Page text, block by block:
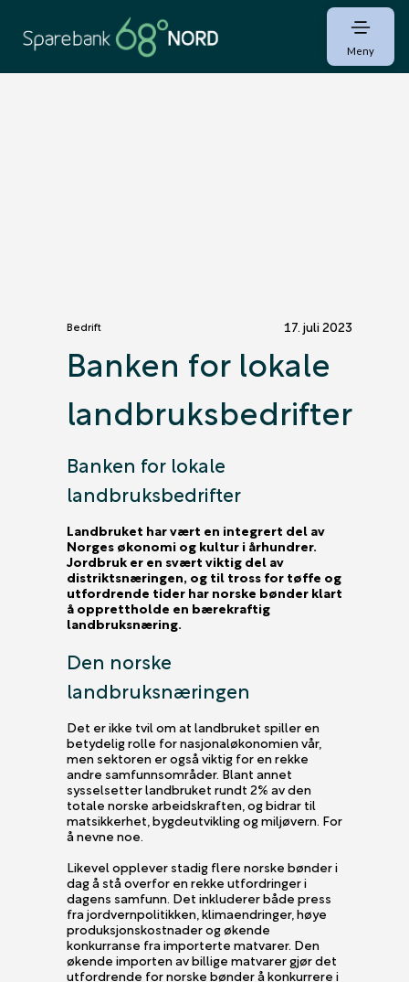
Meny
Bedrift
Banken for lokale
landbruksbedrifter
17. juli 2023
Banken for lokale
landbruksbedrifter
Landbruket har vært en integrert del av
Norges økonomi og kultur i århundrer.
Jordbruk er en svært viktig del av
distriktsnæringen, og til tross for tøffe og
utfordrende tider har norske bønder klart
å opprettholde en bærekraftig
landbruksnæring.
Den norske
landbruksnæringen
Det er ikke tvil om at landbruket spiller en
betydelig rolle for nasjonaløkonomien vår,
men sektoren er også viktig for en rekke
andre samfunnsområder. Blant annet
sysselsetter landbruket rundt 2% av den
totale norske arbeidskraften, og bidrar til
matsikkerhet, bygdeutvikling og miljøvern. For
å nevne noe.
Likevel opplever stadig flere norske bønder i
dag å stå overfor en rekke utfordringer i
dagens samfunn. Det inkluderer både press
fra jordvernpolitikken, klimaendringer, høye
produksjonskostnader og økende
konkurranse fra importerte matvarer. Den
økende importen av billige matvarer gjør det
utfordrende for norske bønder å konkurrere i